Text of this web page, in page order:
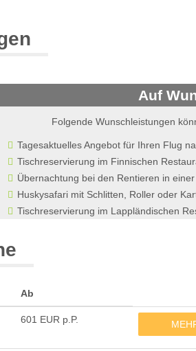
Auf
Folgende Wunschleistungen
Tagesaktuelles Angebot für Ihren Flug
Tischreservierung im Finnischen
Übernachtung bei den Rentieren in
Huskysafari mit Schlitten, Roller oder
Tischreservierung im Lappländischen
Ab
601 EUR p.P.